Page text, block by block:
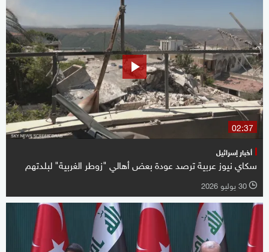
02:37
أخبار إسرائيل
سكاي نيوز عربية ترصد عودة بعض أهالي "زوطر الغربية" لبلدتهم
l 30 يوليو 2026